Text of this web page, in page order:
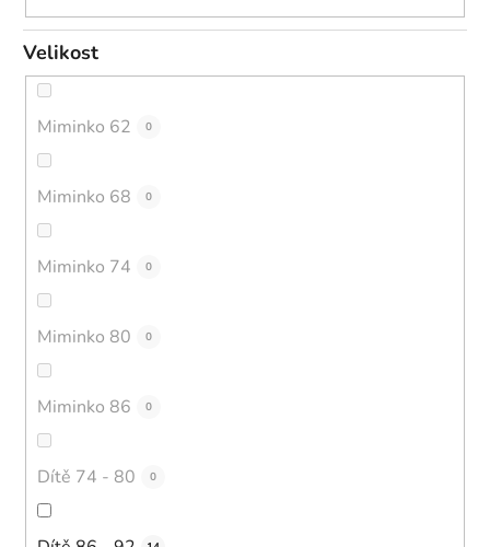
Velikost
Miminko 62 0
Miminko 68 0
Miminko 74 0
Miminko 80 0
Miminko 86 0
Dítě 74 - 80 0